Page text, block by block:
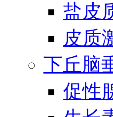
盐皮
皮质
下丘脑
促性